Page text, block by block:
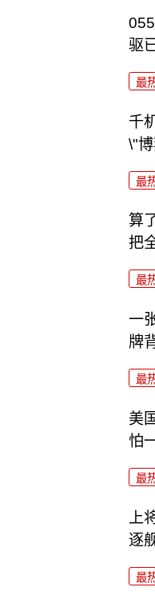
驱
最
千
\"
最
算
把
最
一
牌
最
美
怕
最
上
逐
最